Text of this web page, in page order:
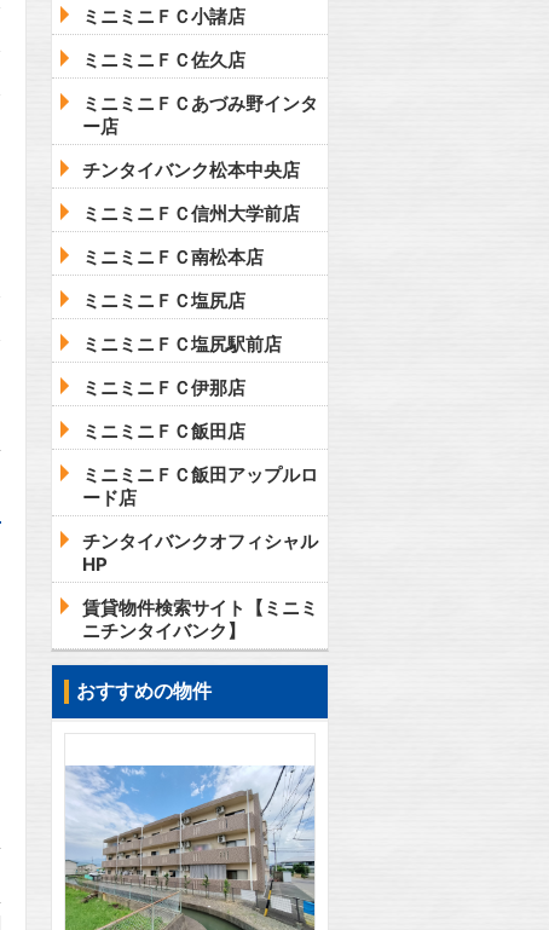
ミニミニＦＣ小諸店
ミニミニＦＣ佐久店
ミニミニＦＣあづみ野インタ
ー店
チンタイバンク松本中央店
ミニミニＦＣ信州大学前店
ミニミニＦＣ南松本店
ミニミニＦＣ塩尻店
ミニミニＦＣ塩尻駅前店
ミニミニＦＣ伊那店
ミニミニＦＣ飯田店
ミニミニＦＣ飯田アップルロ
ード店
チンタイバンクオフィシャル
HP
賃貸物件検索サイト【ミニミ
ニチンタイバンク】
おすすめの物件
2